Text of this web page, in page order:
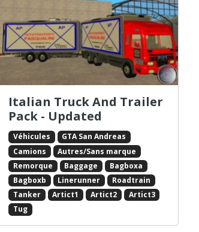
Italian Truck And Trailer
Pack - Updated
Véhicules
GTA San Andreas
Camions
Autres/Sans marque
Remorque
Baggage
Bagboxa
Bagboxb
Linerunner
Roadtrain
Tanker
Artict1 Artict2
Artict3
Tug